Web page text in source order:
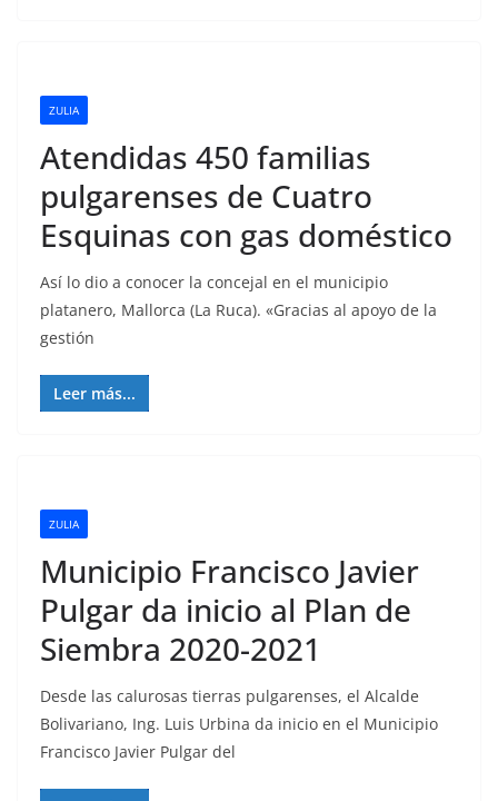
ZULIA
Atendidas 450 familias
pulgarenses de Cuatro
Esquinas con gas doméstico
Así lo dio a conocer la concejal en el municipio
platanero, Mallorca (La Ruca). «Gracias al apoyo de la
gestión
Leer más...
ZULIA
Municipio Francisco Javier
Pulgar da inicio al Plan de
Siembra 2020-2021
Desde las calurosas tierras pulgarenses, el Alcalde
Bolivariano, Ing. Luis Urbina da inicio en el Municipio
Francisco Javier Pulgar del